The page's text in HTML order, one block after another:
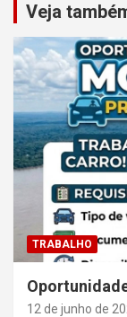
Veja
TRABALHO
12 de junho de